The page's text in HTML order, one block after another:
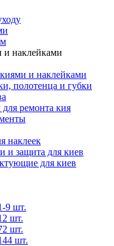
и наклейками
и наклейками
полотенца и губки
ремонта кия
наклеек
и защита для киев
для киев
9 шт.
шт.
шт.
шт.